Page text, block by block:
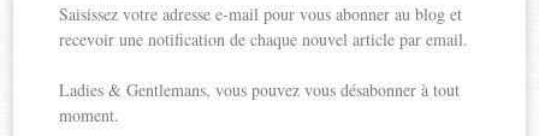
Saisissez votre adresse e-mail pour vous abonner au blog et
recevoir une notification de chaque nouvel article par email.
Ladies & Gentlemans, vous pouvez vous désabonner à tout
moment.